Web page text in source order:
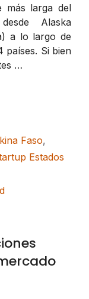
más larga del
Alaska
a lo largo de
países. Si bien
…
Faso,
Estados